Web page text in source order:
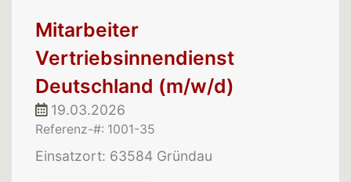
Mitarbeiter
Vertriebsinnendienst
Deutschland (m/w/d)
19.03.2026
Referenz-#: 1001-35
Einsatzort: 63584 Gründau